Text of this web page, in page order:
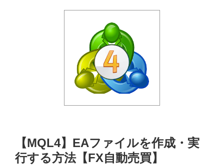
【MQL4】EAファイルを作成・実
行する方法【FX自動売買】